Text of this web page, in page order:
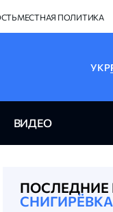
МЕСТНАЯ ПОЛИТИКА
УКР
ВИДЕО
ПОСЛЕДНИЕ
СНИГИРЁВКА